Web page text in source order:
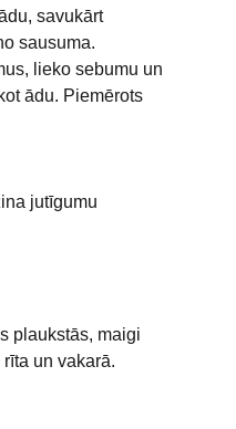
savukārt
sausuma.
lieko sebumu un
ādu. Piemērots
jutīgumu
plaukstās, maigi
un vakarā.